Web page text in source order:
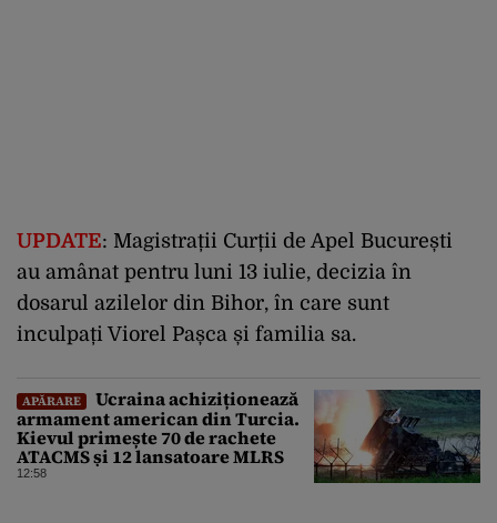
UPDATE: Magistrații Curții de Apel București
au amânat pentru luni 13 iulie, decizia în
dosarul azilelor din Bihor, în care sunt
inculpați Viorel Pașca și familia sa.
APĂRARE
Ucraina achiziționează
armament american din Turcia.
Kievul primește 70 de rachete
ATACMS și 12 lansatoare MLRS
12:58